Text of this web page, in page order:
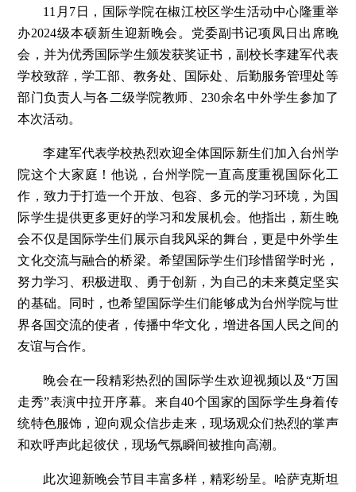
11月7日，国际学院在椒江校区学生活动中心隆重举
办2024级本硕新生迎新晚会。党委副书记项凤日出席晚
会，并为优秀国际学生颁发获奖证书，副校长李建军代表
学校致辞，学工部、教务处、国际处、后勤服务管理处等
部门负责人与各二级学院教师、230余名中外学生参加了
本次活动。
李建军代表学校热烈欢迎全体国际新生们加入台州学
院这个大家庭！他说，台州学院一直高度重视国际化工
作，致力于打造一个开放、包容、多元的学习环境，为国
际学生提供更多更好的学习和发展机会。他指出，新生晚
会不仅是国际学生们展示自我风采的舞台，更是中外学生
文化交流与融合的桥梁。希望国际学生们珍惜留学时光，
努力学习、积极进取、勇于创新，为自己的未来奠定坚实
的基础。同时，也希望国际学生们能够成为台州学院与世
界各国交流的使者，传播中华文化，增进各国人民之间的
友谊与合作。
晚会在一段精彩热烈的国际学生欢迎视频以及“万国
走秀”表演中拉开序幕。来自40个国家的国际学生身着传
统特色服饰，迎向观众信步走来，现场观众们热烈的掌声
和欢呼声此起彼伏，现场气氛瞬间被推向高潮。
此次迎新晚会节目丰富多样，精彩纷呈。哈萨克斯坦